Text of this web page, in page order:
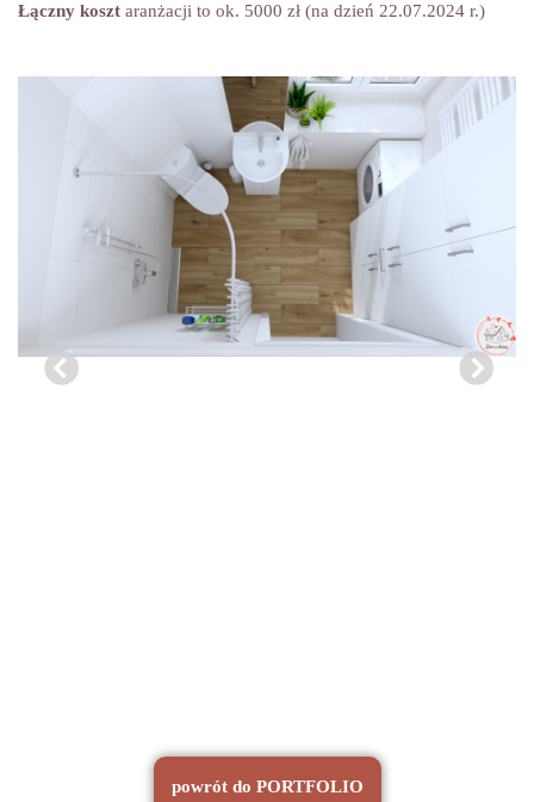
Łączny koszt aranżacji to ok. 5000 zł (na dzień 22.07.2024 r.)
powrót do PORTFOLIO